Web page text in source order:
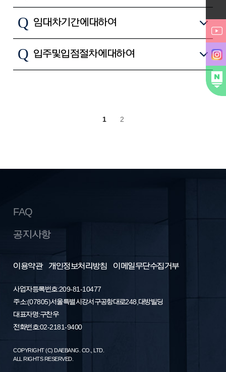
Q 임대차 기간에 대하여
Q 입주 및 입점 절차에 대하여
1 2
FAQ
공지사항
이용약관 개인정보처리방침 이메일무단수집거부
사업자등록번호: 209-81-10477
주소 : (07805) 서울특별시 강서구 공항대로 248, 대방빌딩
대표자명 : 구찬우
전화번호 : 02-2181-9400
COPYRIGHT (C) DAEBANG. CO., LTD.
ALL RIGHTS RESERVED.